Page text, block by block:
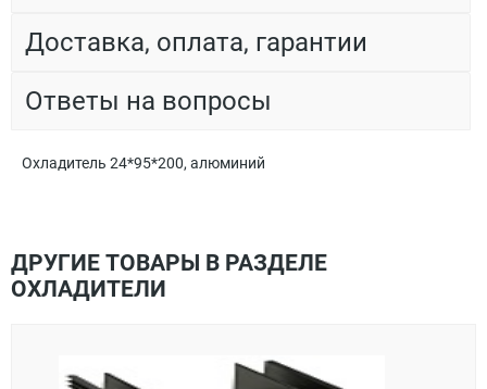
Доставка, оплата, гарантии
Ответы на вопросы
Охладитель 24*95*200, алюминий
ДРУГИЕ ТОВАРЫ В РАЗДЕЛЕ
ОХЛАДИТЕЛИ